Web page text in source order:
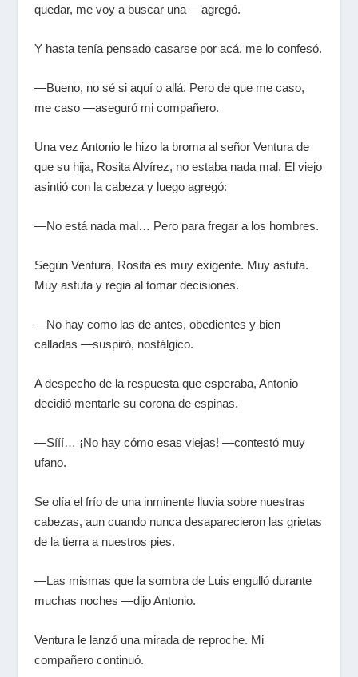
quedar, me voy a buscar una —agregó.
Y hasta tenía pensado casarse por acá, me lo confesó.
—Bueno, no sé si aquí o allá. Pero de que me caso,
me caso —aseguró mi compañero.
Una vez Antonio le hizo la broma al señor Ventura de
que su hija, Rosita Alvírez, no estaba nada mal. El viejo
asintió con la cabeza y luego agregó:
—No está nada mal… Pero para fregar a los hombres.
Según Ventura, Rosita es muy exigente. Muy astuta.
Muy astuta y regia al tomar decisiones.
—No hay como las de antes, obedientes y bien
calladas —suspiró, nostálgico.
A despecho de la respuesta que esperaba, Antonio
decidió mentarle su corona de espinas.
—Sííí… ¡No hay cómo esas viejas! —contestó muy
ufano.
Se olía el frío de una inminente lluvia sobre nuestras
cabezas, aun cuando nunca desaparecieron las grietas
de la tierra a nuestros pies.
—Las mismas que la sombra de Luis engulló durante
muchas noches —dijo Antonio.
Ventura le lanzó una mirada de reproche. Mi
compañero continuó.